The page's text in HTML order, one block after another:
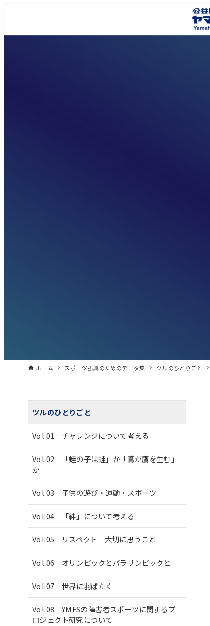
ホーム スポーツ振興のためのデータ集 ツルのひとりごと
ツルのひとりごと
Vol.01 チャレンジについて考える
Vol.02 「蛙の子は蛙」か「鳶が鷹を生む」
か
Vol.03 子供の遊び・運動・スポーツ
Vol.04 「絆」について考える
Vol.05 リスペクト 大切に思うこと
Vol.06 オリンピックとパラリンピックと
Vol.07 世界に羽ばたく
Vol.08 YMFSの障害者スポーツに関するプ
ロジェクト研究について